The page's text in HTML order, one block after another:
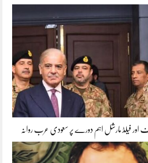
اور فیلڈ مارشل اہم دورے پر سعودی عرب روانہ